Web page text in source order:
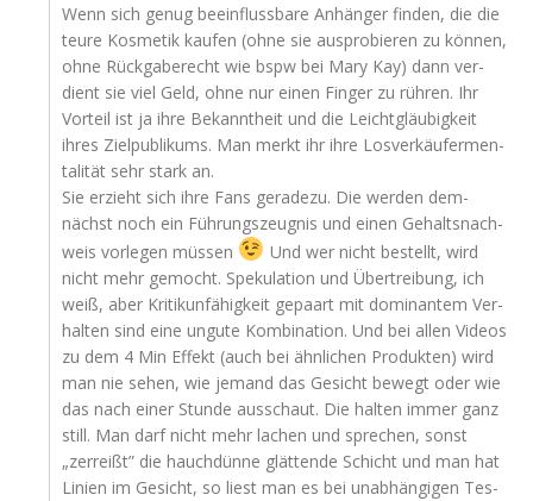
Wenn sich genug beein­fluss­ba­re Anhän­ger fin­den, die die
teu­re Kos­me­tik kau­fen (ohne sie aus­pro­bie­ren zu kön­nen,
ohne Rück­ga­be­recht wie bspw bei Mary Kay) dann ver­
dient sie viel Geld, ohne nur einen Fin­ger zu rüh­ren. Ihr
Vor­teil ist ja ihre Bekannt­heit und die Leicht­gläu­big­keit
ihres Ziel­pu­bli­kums. Man merkt ihr ihre Los­ver­käu­fer­men­
ta­li­tät sehr stark an.
Sie erzieht sich ihre Fans gera­de­zu. Die wer­den dem­
nächst noch ein Füh­rungs­zeug­nis und einen Gehalts­nach­
weis vor­le­gen müs­sen
Und wer nicht bestellt, wird
nicht mehr gemocht. Spe­ku­la­ti­on und Über­trei­bung, ich
weiß, aber Kri­tik­un­fä­hig­keit gepaart mit domi­nan­tem Ver­
hal­ten sind eine ungu­te Kom­bi­na­ti­on. Und bei allen Vide­os
zu dem 4 Min Effekt (auch bei ähn­li­chen Pro­duk­ten) wird
man nie sehen, wie jemand das Gesicht bewegt oder wie
das nach einer Stun­de aus­schaut. Die hal­ten immer ganz
still. Man darf nicht mehr lachen und spre­chen, sonst
„zer­reißt” die hauch­dün­ne glät­ten­de Schicht und man hat
Lini­en im Gesicht, so liest man es bei unab­hän­gi­gen Tes­